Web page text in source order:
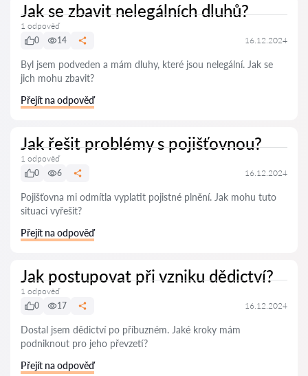
Jak se zbavit nelegálních dluhů?
1 odpověď
0
14 16.12.2024
Byl jsem podveden a mám dluhy, které jsou nelegální. Jak se
jich mohu zbavit?
Přejít na odpověď
Jak řešit problémy s pojišťovnou?
1 odpověď
0
6 16.12.2024
Pojišťovna mi odmítla vyplatit pojistné plnění. Jak mohu tuto
situaci vyřešit?
Přejít na odpověď
Jak postupovat při vzniku dědictví?
1 odpověď
0
17 16.12.2024
Dostal jsem dědictví po příbuzném. Jaké kroky mám
podniknout pro jeho převzetí?
Přejít na odpověď